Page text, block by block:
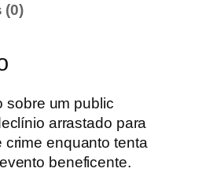
(0)
sobre um public
arrastado para
crime enquanto tenta
beneficente.